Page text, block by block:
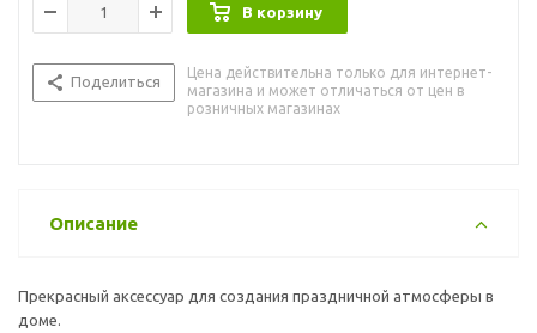
В корзину
Поделиться
Цена действительна только для интернет-
магазина и может отличаться от цен в
розничных магазинах
Описание
Прекрасный аксессуар для создания праздничной атмосферы в
доме.